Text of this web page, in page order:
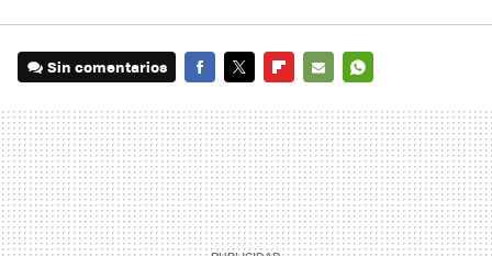
Sin comentarios
MAIL